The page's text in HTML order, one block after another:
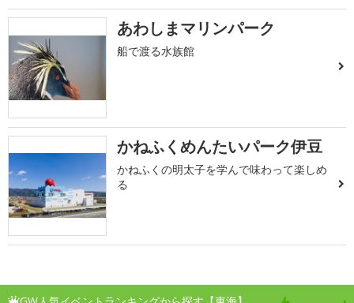
あわしまマリンパーク
船で渡る水族館
かねふくめんたいパーク伊豆
かねふくの明太子を学んで味わって楽しめ
る